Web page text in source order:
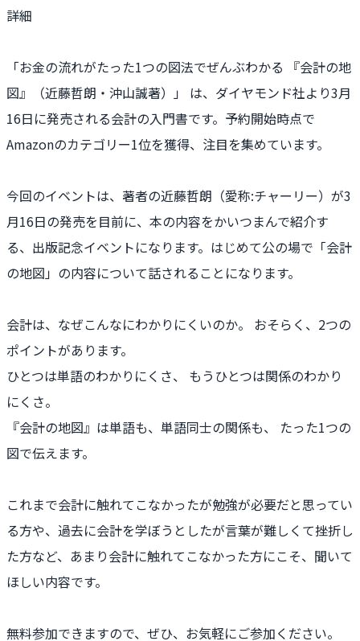
詳細
「お金の流れがたった1つの図法でぜんぶわかる 『会計の地
図』（近藤哲朗・沖山誠著）」 は、ダイヤモンド社より3月
16日に発売される会計の入門書です。予約開始時点で
Amazonのカテゴリー1位を獲得、注目を集めています。
今回のイベントは、著者の近藤哲朗（愛称:チャーリー）が3
月16日の発売を目前に、本の内容をかいつまんで紹介す
る、出版記念イベントになります。はじめて公の場で「会計
の地図」の内容について話されることになります。
会計は、なぜこんなにわかりにくいのか。 おそらく、2つの
ポイントがあります。
ひとつは単語のわかりにくさ、 もうひとつは関係のわかり
にくさ。
『会計の地図』は単語も、単語同士の関係も、 たった1つの
図で伝えます。
これまで会計に触れてこなかったが勉強が必要だと思ってい
る方や、過去に会計を学ぼうとしたが言葉が難しくて挫折し
た方など、あまり会計に触れてこなかった方にこそ、聞いて
ほしい内容です。
無料参加できますので、ぜひ、お気軽にご参加ください。